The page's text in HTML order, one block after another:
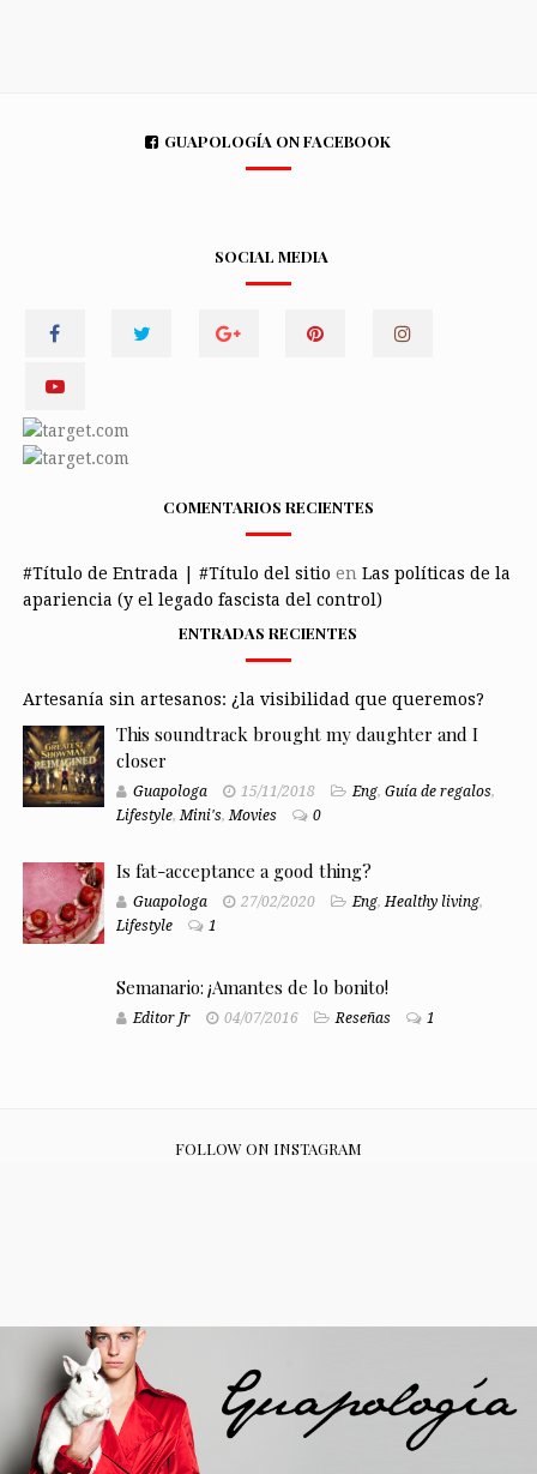
GUAPOLOGÍA ON FACEBOOK
SOCIAL MEDIA
COMENTARIOS RECIENTES
#Título de Entrada | #Título del sitio en Las políticas de la
apariencia (y el legado fascista del control)
ENTRADAS RECIENTES
Artesanía sin artesanos: ¿la visibilidad que queremos?
This soundtrack brought my daughter and I
closer
Guapologa 15/11/2018 Eng, Guía de regalos,
Lifestyle,Mini's,Movies 0
Is fat-acceptance a good thing?
Guapologa 27/02/2020 Eng,Healthy living,
Lifestyle
1
Semanario: ¡Amantes de lo bonito!
Editor Jr 04/07/2016 Reseñas 1
FOLLOW ON INSTAGRAM